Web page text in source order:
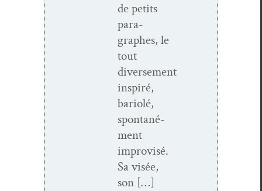
de petits
para­
graphes, le
tout
diverse­ment
inspiré,
bar­i­olé,
spon­tané­
ment
impro­visé.
Sa visée,
son […]